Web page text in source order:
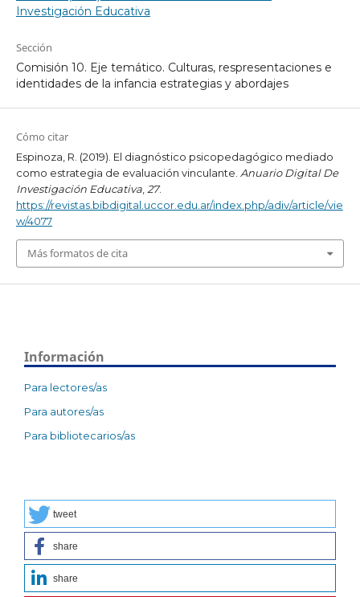
Investigación Educativa
Sección
Comisión 10. Eje temático. Culturas, respresentaciones e
identidades de la infancia estrategias y abordajes
Cómo citar
Espinoza, R. (2019). El diagnóstico psicopedagógico mediado
como estrategia de evaluación vinculante. Anuario Digital De
Investigación Educativa, 27.
https://revistas.bibdigital.uccor.edu.ar/index.php/adiv/article/vie
w/4077
Más formatos de cita
Información
Para lectores/as
Para autores/as
Para bibliotecarios/as
tweet
share
share